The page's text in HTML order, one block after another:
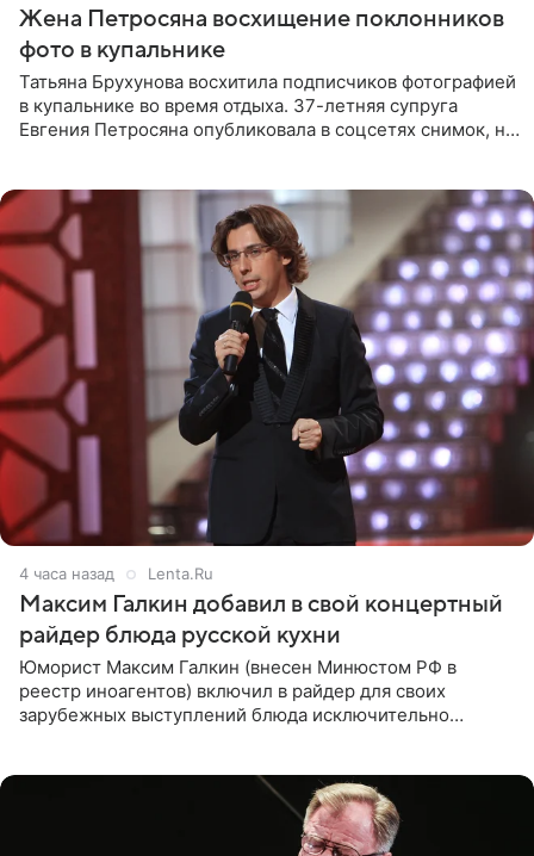
Жена Петросяна восхищение поклонников
фото в купальнике
Татьяна Брухунова восхитила подписчиков фотографией
в купальнике во время отдыха. 37-летняя супруга
Евгения Петросяна опубликовала в соцсетях снимок, на
4 часа назад Lenta.Ru
Максим Галкин добавил в свой концертный
райдер блюда русской кухни
Юморист Максим Галкин (внесен Минюстом РФ в
реестр иноагентов) включил в райдер для своих
зарубежных выступлений блюда исключительно